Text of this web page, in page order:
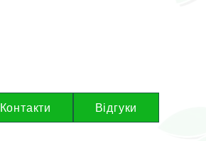
Контакти Відгуки